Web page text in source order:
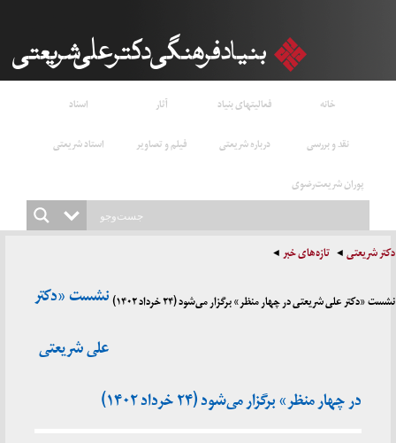
خانه فعالیتهای بنیاد آثار
اسناد
نقد و بررسی
درباره شریعتی فیلم و تصاویر
استاد شریعتی
پوران شریعت‌رضوی
دکتر شریعتی تازه‌های خبر
نشست «دکتر علی شریعتی در چهار منظر» برگزار می‌شود (۲۴ خرداد ۱۴۰۲)
نشست «دکتر
علی شریعتی
در چهار منظر» برگزار می‌شود (۲۴ خرداد ۱۴۰۲)